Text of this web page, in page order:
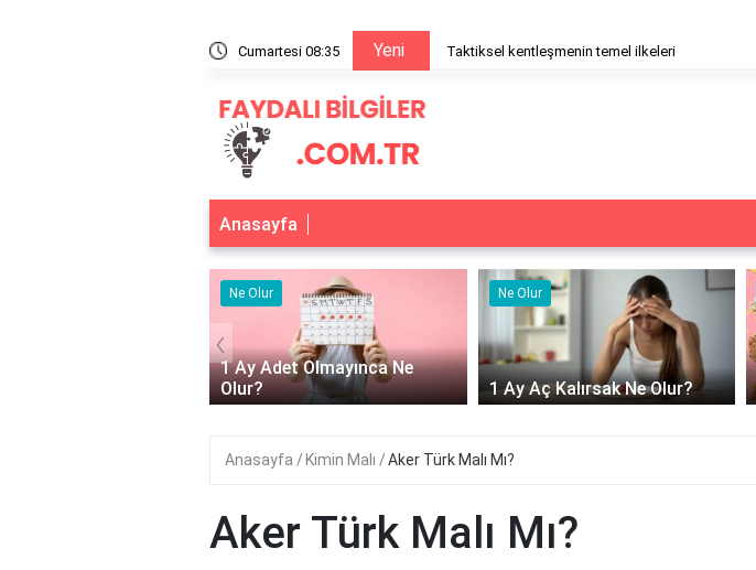
Cumartesi 08:35 Yeni Taktiksel kentleşmenin temel ilkeleri
Anasayfa
Ne Olur
1 Ay Aç Kalırsak Ne Olur?
Ne Olur
0 Karbonhidrat Alırsak Ne
Olur?
‹
Anasayfa Kimin Malı Aker Türk Malı Mı?
Aker Türk Malı Mı?